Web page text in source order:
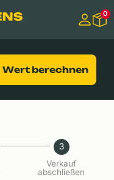
0
Wert berechnen
3
Verkauf
abschließen